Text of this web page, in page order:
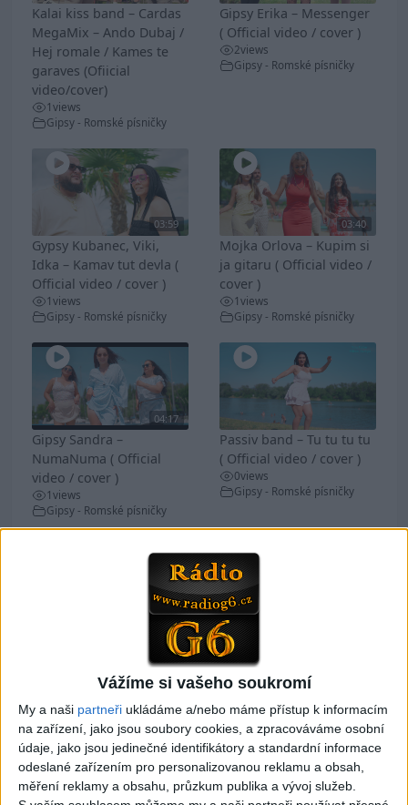
Vážíme si vašeho soukromí
My a naši partneři ukládáme a/nebo máme přístup k informacím
na zařízení, jako jsou soubory cookies, a zpracováváme osobní
údaje, jako jsou jedinečné identifikátory a standardní informace
odeslané zařízením pro personalizovanou reklamu a obsah,
měření reklamy a obsahu, průzkum publika a vývoj služeb.
Kalai kiss band – Cardas
MegaMix – Ando Dubaj /
Hej romale / Kames te
garaves (Ofiicial
video/cover)
1views
Gipsy - Romské písničky
Gipsy Erika – Messenger
( Official video / cover )
2views
Gipsy - Romské písničky
03:59
Gypsy Kubanec, Viki,
Idka – Kamav tut devla (
Official video / cover )
1views
Gipsy - Romské písničky
03:40
Mojka Orlova – Kupim si
ja gitaru ( Official video /
cover )
1views
Gipsy - Romské písničky
04:17
Gipsy Sandra –
NumaNuma ( Official
video / cover )
1views
Gipsy - Romské písničky
Passiv band – Tu tu tu tu
( Official video / cover )
0views
Gipsy - Romské písničky
cokolada ( Official video
Gipsy - Romské písničky
Gipsy Merry – Aves tu
palmande ( Official
video/cover
0views
Gipsy - Romské písničky